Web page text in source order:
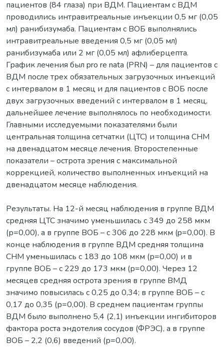
пациентов (84 глаза) при ВДМ. Пациентам с ВДМ
проводились интравитреальные инъекции 0,5 мг (0,05
мл) ранибизумаба. Пациентам с ВОБ выполнялись
интравитреальные введения 0,5 мг (0,05 мл)
ранибизумаба или 2 мг (0,05 мл) афлиберцепта.
График лечения был pro re nata (PRN) – для пациентов с
ВДМ после трех обязательных загрузочных инъекций
с интервалом в 1 месяц и для пациентов с ВОБ после
двух загрузочных введений с интервалом в 1 месяц,
дальнейшее лечение выполнялось по необходимости.
Главными исследуемыми показателями были
центральная толщина сетчатки (ЦТС) и толщина СНМ
на двенадцатом месяце лечения. Второстепенные
показатели – острота зрения с максимальной
коррекцией, количество выполненных инъекций на
двенадцатом месяце наблюдения.
Результаты. На 12-й месяц наблюдения в группе ВДМ
средняя ЦТС значимо уменьшилась с 349 до 258 мкм
(р=0,00), а в группе ВОБ – с 306 до 228 мкм (p=0,00). В
конце наблюдения в группе ВДМ средняя толщина
СНМ уменьшилась с 183 до 108 мкм (р=0,00) и в
группе ВОБ – с 229 до 173 мкм (р=0,00). Через 12
месяцев средняя острота зрения в группе ВМД
значимо повысилась с 0,25 до 0,34; в группе ВОБ – с
0,17 до 0,35 (р=0,00). В среднем пациентам группы
ВДМ было выполнено 5,4 (2,1) инъекции ингибиторов
фактора роста эндотелия сосудов (ФРЭС), а в группе
ВОБ – 2,2 (0,6) введений (р=0,00).